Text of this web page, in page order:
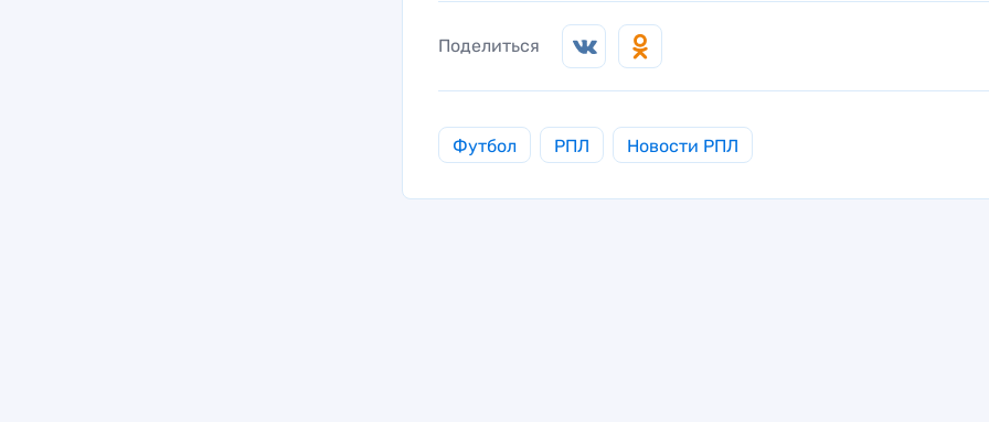
Поделиться
Футбол РПЛ Новости РПЛ